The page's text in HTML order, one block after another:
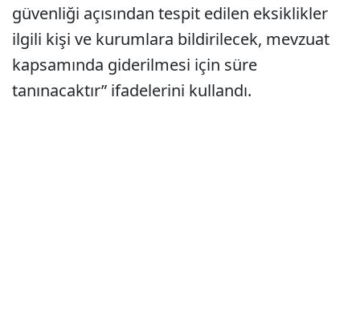
güvenliği açısından tespit edilen eksiklikler
ilgili kişi ve kurumlara bildirilecek, mevzuat
kapsamında giderilmesi için süre
tanınacaktır” ifadelerini kullandı.